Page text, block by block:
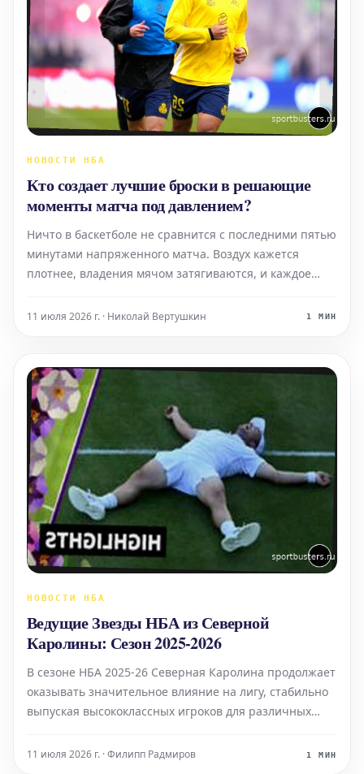
НОВОСТИ НБА
Кто создает лучшие броски в решающие
моменты матча под давлением?
Ничто в баскетболе не сравнится с последними пятью
минутами напряженного матча. Воздух кажется
плотнее, владения мячом затягиваются, и каждое
заядлый поклонник НБА, я могу с уверенностью
11 июля 2026 г. · Николай Вертушкин 1 МИН
НОВОСТИ НБА
Ведущие Звезды НБА из Северной
Каролины: Сезон 2025-2026
В сезоне НБА 2025-26 Северная Каролина продолжает
оказывать значительное влияние на лигу, стабильно
выпуская высококлассных игроков для различных
остается мощным: от динамичного атакующего
11 июля 2026 г. · Филипп Радмиров 1 МИН